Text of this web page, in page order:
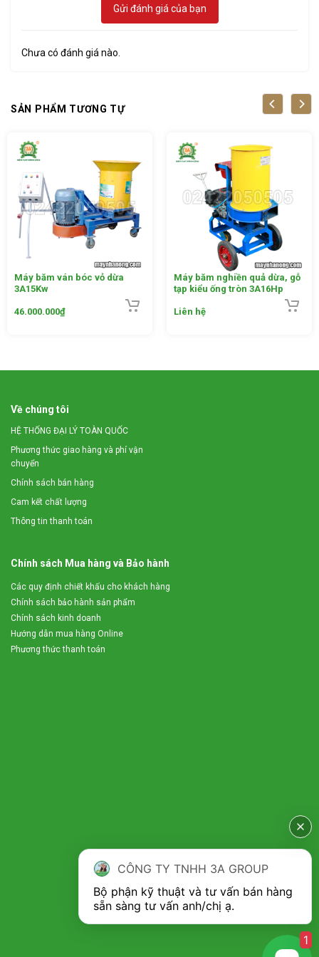
Máybăm cỏ, nghiền xơ dừa, ngũ cốc
3A3Kw có những tính
năng gì?
Tính năng nghiền ngũ cốc thành cám:
băm cỏ, nghiền xơ dừa, ngũ cốc 3A3Kwđược dùng
nghiền cám khô từ các loại nguyên liệu như: Ngô hạt, sắn, đậu
tương, thóc, gạo… sản phẩm đầu ra làm thức ăn tinh cho gia
súc, gia cầm.
Máy băm nhỏ các phụ phẩm như: Vỏ dừa khô, bã mía….thành
trồng nấm, giá thể trồng cây, ủ làm phân hữu cơ, làm đệm lót
chuồng sinh học…
Tính năng băm nhỏ các phụ phẩm nông nghiệp:
dùng băm nhỏ cỏ voi, thân cây ngô làm thức ăn trực tiếp
cho vật nuôi, hoặc dùng để ủ chua làm thức ăn dự trữ cho đàn
vật nuôi trong thời gian dài. Cỏ voi, thân cây ngô, đậu,… được
băm nhỏ thành từng đoạn ngắn giúp vật nuôi dễ dàng tiêu
Gửi đánh giá của bạn
Chưa có đánh giá nào.
SẢN PHẨM TƯƠNG TỰ
Máy băm ván bóc vỏ dừa
3A15Kw
46.000.000₫
Máy băm nghiền quả dừa, gỗ
tạp kiểu ống tròn 3A16Hp
Liên hệ
Về chúng tôi
HỆ THỐNG ĐẠI LÝ TOÀN QUỐC
Phương thức giao hàng và phí vận
chuyển
Chính sách bán hàng
Cam kết chất lượng
Thông tin thanh toán
Chính sách Mua hàng và Bảo hành
Các quy định chiết khấu cho khách hàng
Chính sách bảo hành sản phẩm
Chính sách kinh doanh
Hướng dẫn mua hàng Online
Phương thức thanh toán
CÔNG TY TNHH 3A GROUP
Bộ phận kỹ thuật và tư vấn bán hàng
1